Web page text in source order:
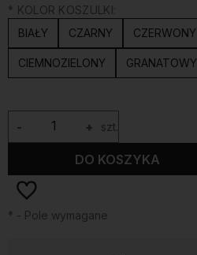
* KOLOR KOSZULKI:
BIAŁY
CZARNY CZERWONY
CIEMNOZIELONY GRANATOWY
+
- szt.
DO KOSZYKA
* - Pole wymagane